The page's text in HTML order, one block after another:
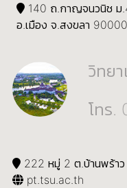
140 ถ.กาญจนวนิช ม
อ.เมือง จ.สงขลา 90000
วิทย
โทร.
222 หมู่ 2 ต.บ้านพร้า
pt.tsu.ac.th